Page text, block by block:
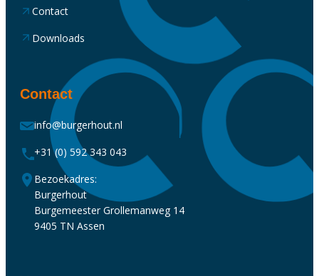
Contact
Downloads
Contact
info@burgerhout.nl
+31 (0) 592 343 043
Bezoekadres:
Burgerhout
Burgemeester Grollemanweg 14
9405 TN Assen